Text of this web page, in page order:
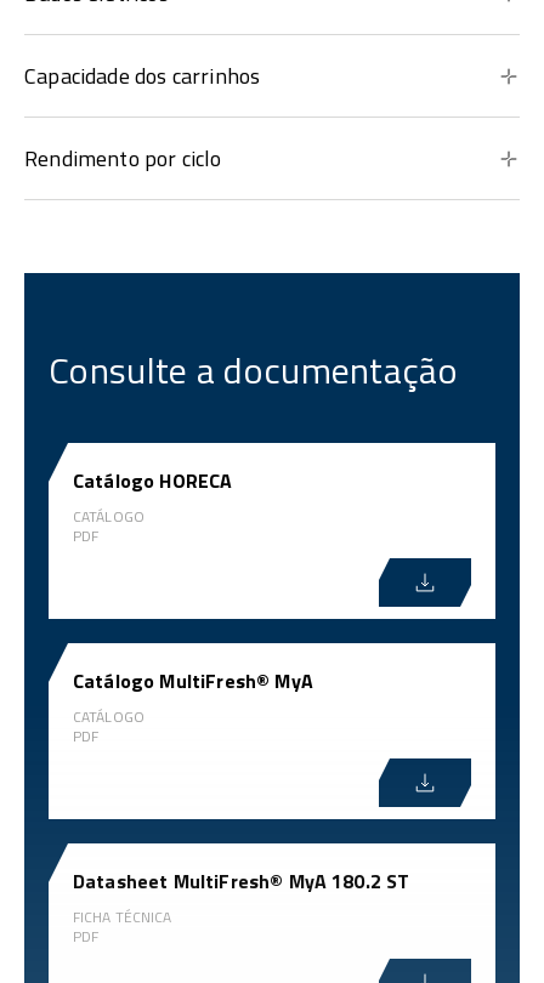
Capacidade dos carrinhos
Rendimento por ciclo
Consulte a documentação
Catálogo HORECA
CATÁLOGO
PDF
Catálogo MultiFresh® MyA
CATÁLOGO
PDF
Datasheet MultiFresh® MyA 180.2 ST
FICHA TÉCNICA
PDF